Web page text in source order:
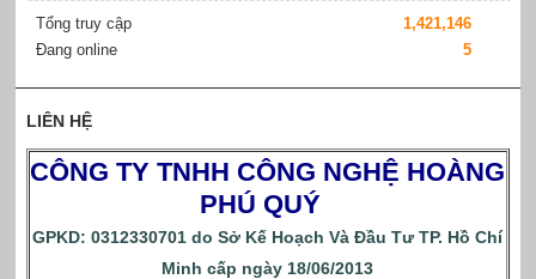
Tổng truy cập
1,421,146
Đang online
5
LIÊN HỆ
CÔNG TY TNHH CÔNG NGHỆ HOÀNG
PHÚ QUÝ
GPKD: 0312330701 do Sở Kế Hoạch Và Đầu Tư TP. Hồ Chí
Minh cấp ngày 18/06/2013